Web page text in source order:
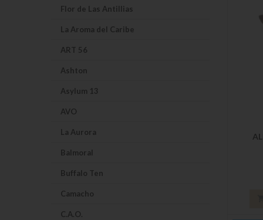
Flor de Las Antillias
La Aroma del Caribe
ART 56
Ashton
Asylum 13
AVO
La Aurora
Balmoral
Buffalo Ten
Camacho
C.A.O.